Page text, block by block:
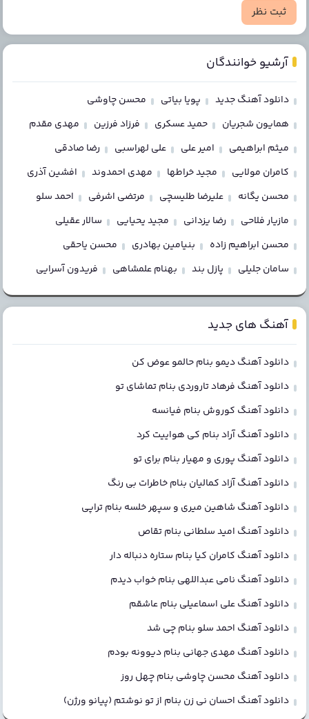
ثبت نظر
آرشیو خوانندگان
دانلود آهنگ جدید پویا بیاتی
محسن چاوشی
همایون شجریان
حمید عسکری فرزاد فرزین
مهدی مقدم
میثم ابراهیمی
امیر علی علی لهراسبی
رضا صادقی
کامران مولایی
مجید خراطها مهدی احمدوند
افشین آذری
محسن یگانه
علیرضا طلیسچی مرتضی اشرفی
احمد سلو
مازیار فلاحی
رضا یزدانی مجید یحیایی
سالار عقیلی
محسن ابراهیم زاده
بنیامین بهادری
محسن یاحقی
سامان جلیلی
پازل بند بهنام علمشاهی فریدون آسرایی
آهنگ های جدید
دانلود آهنگ دیمو بنام حالمو عوض کن
دانلود آهنگ فرهاد تاروردی بنام تماشای تو
دانلود آهنگ کوروش بنام فیانسه
دانلود آهنگ آراد بنام کی هواییت کرد
دانلود آهنگ پوری و مهیار بنام برای تو
دانلود آهنگ آزاد کمالیان بنام خاطرات بی رنگ
دانلود آهنگ شاهین میری و سپهر خلسه بنام تراپی
دانلود آهنگ امید سلطانی بنام تقاص
دانلود آهنگ کامران کیا بنام ستاره دنباله دار
دانلود آهنگ نامی عبداللهی بنام خواب دیدم
دانلود آهنگ علی اسماعیلی بنام عاشقم
دانلود آهنگ احمد سلو بنام چی شد
دانلود آهنگ مهدی جهانی بنام دیوونه بودم
دانلود آهنگ محسن چاوشی بنام چهل روز
دانلود آهنگ احسان نی زن بنام از تو نوشتم (پیانو ورژن)